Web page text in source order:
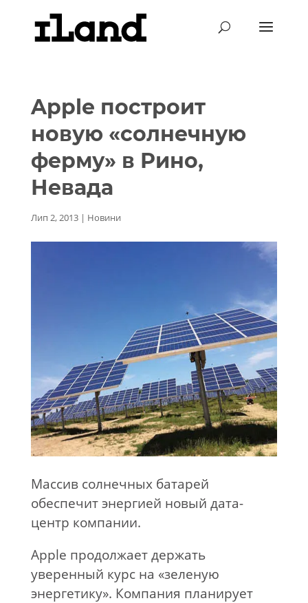
Apple построит
новую «солнечную
ферму» в Рино,
Невада
Лип 2, 2013| Новини
Массив солнечных батарей
обеспечит энергией новый дата-
центр компании.
Apple продолжает держать
уверенный курс на «зеленую
энергетику». Компания планирует